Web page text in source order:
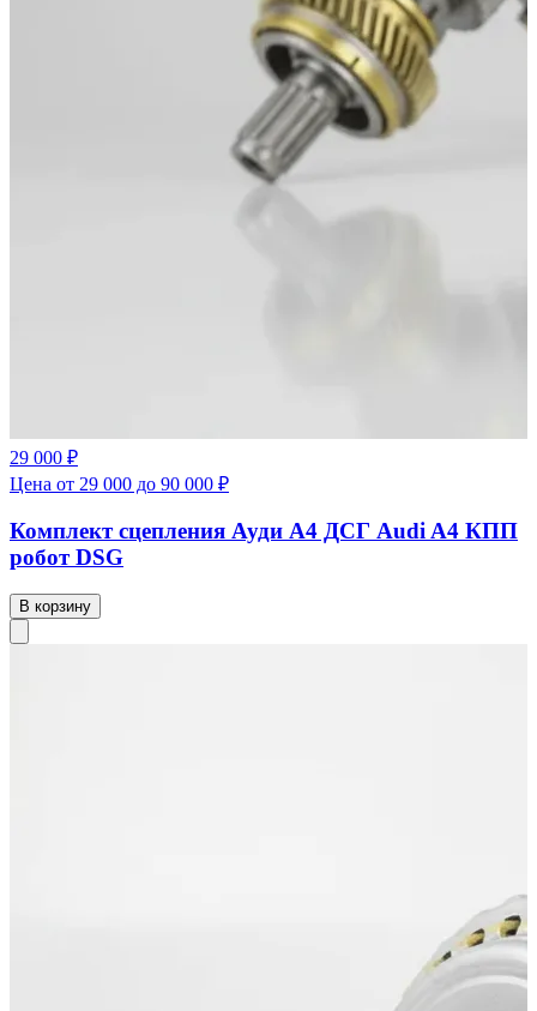
29 000 ₽
Цена от 29 000 до 90 000 ₽
Комплект сцепления Ауди А4 ДСГ Audi A4 КПП
робот DSG
В корзину